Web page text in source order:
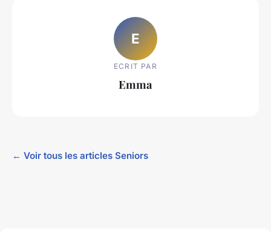
E
ECRIT PAR
Emma
← Voir tous les articles Seniors